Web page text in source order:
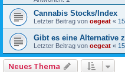
Cannabis Stocks/Index
Letzter Beitrag von oegeat «
Gibt es eine Alternative
Letzter Beitrag von oegeat «
Neues Thema